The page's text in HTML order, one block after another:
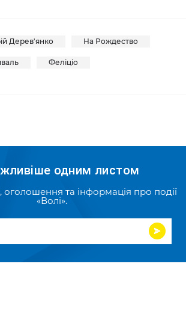
Дерев'янко На Рождество
Феліціо
одним листом
оголошення та інформація про події
«Волі».